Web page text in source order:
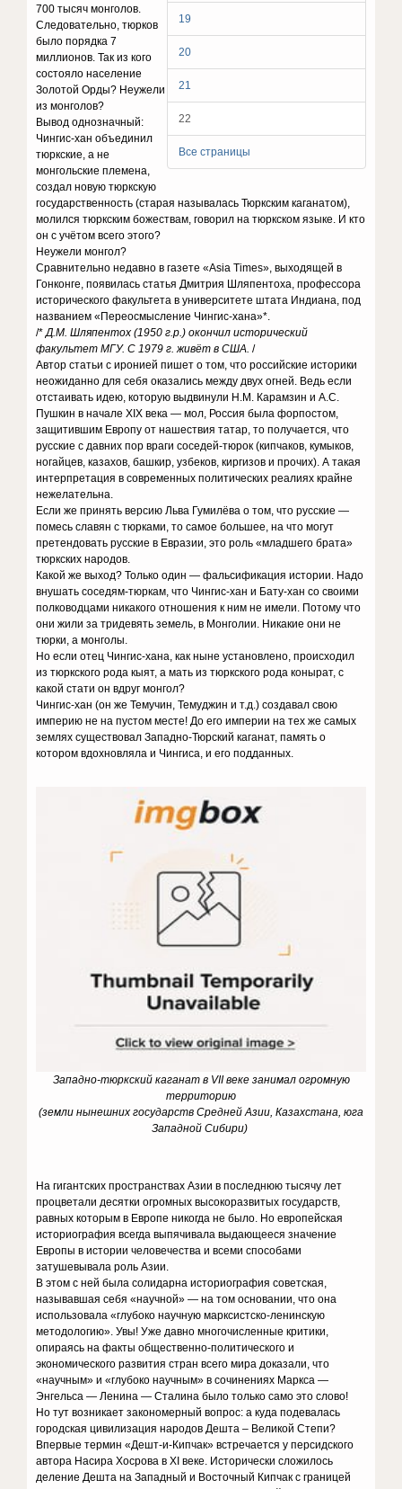
19
20
21
22
Все страницы
700 тысяч монголов.
Следовательно, тюрков
было порядка 7
миллионов. Так из кого
состояло население
Золотой Орды? Неужели
из монголов?
Вывод однозначный:
Чингис-хан объединил
тюркские, а не
монгольские племена,
создал новую тюркскую
государственность (старая называлась Тюркским каганатом),
молился тюркским божествам, говорил на тюркском языке. И кто
он с учётом всего этого?
Неужели монгол?
Сравнительно недавно в газете «Asia Times», выходящей в
Гонконге, появилась статья Дмитрия Шляпентоха, профессора
исторического факультета в университете штата Индиана, под
названием «Переосмысление Чингис-хана»*.
/*Д.М. Шляпентох (1950 г.р.) окончил исторический
факультет МГУ. С 1979 г. живёт в США. /
Автор статьи с иронией пишет о том, что российские историки
неожиданно для себя оказались между двух огней. Ведь если
отстаивать идею, которую выдвинули Н.М. Карамзин и А.С.
Пушкин в начале XIX века — мол, Россия была форпостом,
защитившим Европу от нашествия татар, то получается, что
русские с давних пор враги соседей-тюрок (кипчаков, кумыков,
ногайцев, казахов, башкир, узбеков, киргизов и прочих). А такая
интерпретация в современных политических реалиях крайне
нежелательна.
Если же принять версию Льва Гумилёва о том, что русские —
помесь славян с тюрками, то самое большее, на что могут
претендовать русские в Евразии, это роль «младшего брата»
тюркских народов.
Какой же выход? Только один — фальсификация истории. Надо
внушать соседям-тюркам, что Чингис-хан и Бату-хан со своими
полководцами никакого отношения к ним не имели. Потому что
они жили за тридевять земель, в Монголии. Никакие они не
тюрки, а монголы.
Но если отец Чингис-хана, как ныне установлено, происходил
из тюркского рода кыят, а мать из тюркского рода конырат, с
какой стати он вдруг монгол?
Чингис-хан (он же Темучин, Темуджин и т.д.) создавал свою
империю не на пустом месте! До его империи на тех же самых
землях существовал Западно-Тюрский каганат, память о
котором вдохновляла и Чингиса, и его подданных.
Западно-тюркский каганат в VII веке занимал огромную
территорию
(земли нынешних государств Средней Азии, Казахстана, юга
Западной Сибири)
На гигантских пространствах Азии в последнюю тысячу лет
процветали десятки огромных высокоразвитых государств,
равных которым в Европе никогда не было. Но европейская
историография всегда выпячивала выдающееся значение
Европы в истории человечества и всеми способами
затушевывала роль Азии.
В этом с ней была солидарна историография советская,
называвшая себя «научной» — на том основании, что она
использовала «глубоко научную марксистско-ленинскую
методологию». Увы! Уже давно многочисленные критики,
опираясь на факты общественно-политического и
экономического развития стран всего мира доказали, что
«научным» и «глубоко научным» в сочинениях Маркса —
Энгельса — Ленина — Сталина было только само это слово!
Но тут возникает закономерный вопрос: а куда подевалась
городская цивилизация народов Дешта – Великой Степи?
Впервые термин «Дешт-и-Кипчак» встречается у персидского
автора Насира Хосрова в XI веке. Исторически сложилось
деление Дешта на Западный и Восточный Кипчак с границей